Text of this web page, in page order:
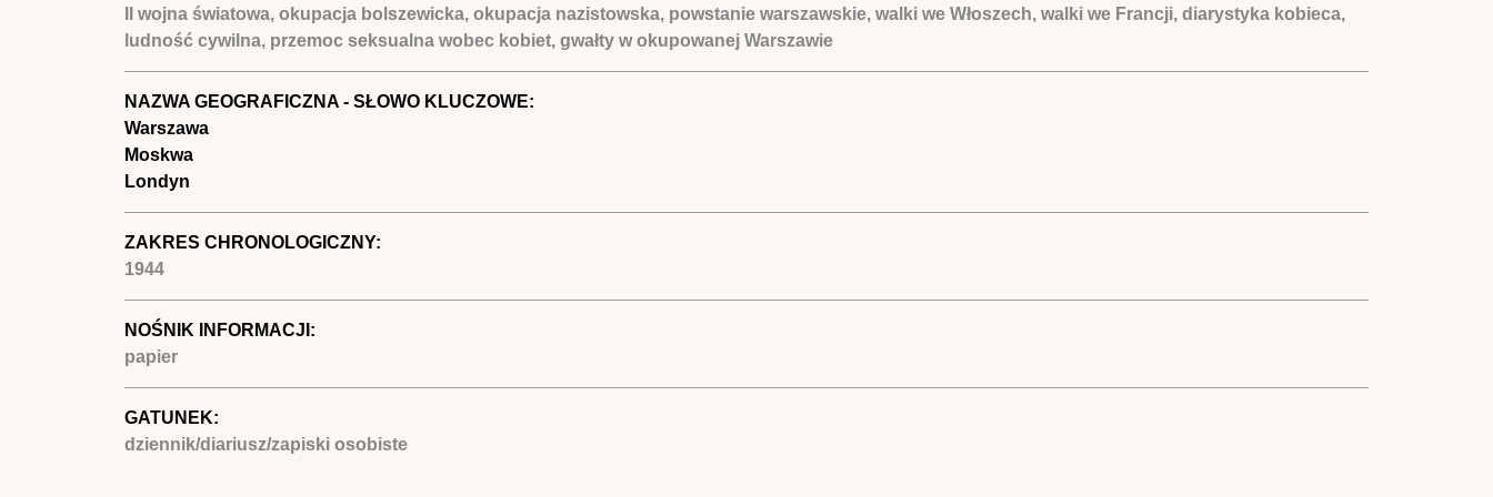
II wojna światowa, okupacja bolszewicka, okupacja nazistowska, powstanie warszawskie, walki we Włoszech, walki we Francji, diarystyka kobieca,
ludność cywilna, przemoc seksualna wobec kobiet, gwałty w okupowanej Warszawie
NAZWA GEOGRAFICZNA - SŁOWO KLUCZOWE:
Warszawa
Moskwa
Londyn
ZAKRES CHRONOLOGICZNY:
1944
NOŚNIK INFORMACJI:
papier
GATUNEK:
dziennik/diariusz/zapiski osobiste